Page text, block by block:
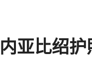
亚比绍